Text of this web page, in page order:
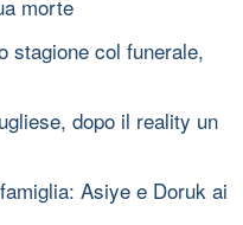
morte
stagione col funerale,
dopo il reality un
Asiye e Doruk ai